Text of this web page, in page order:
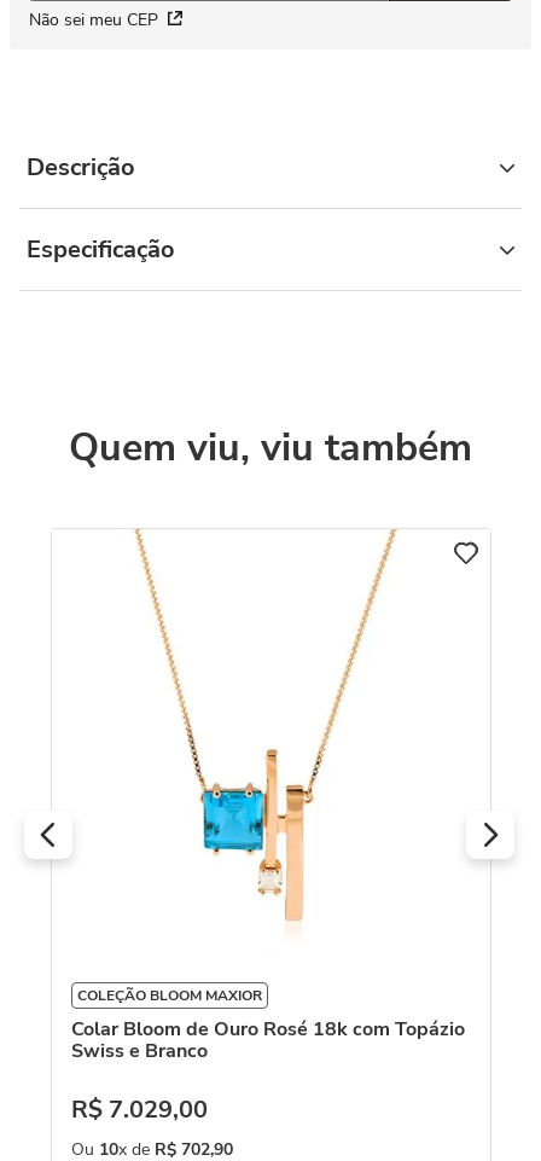
Não sei meu CEP
Descrição
Especificação
Quem viu, viu também
COLEÇÃO BLOOM MAXIOR
Colar Bloom de Ouro Rosé 18k com Topázio
Swiss e Branco
R$ 7.029,00
Ou 10x de R$ 702,90